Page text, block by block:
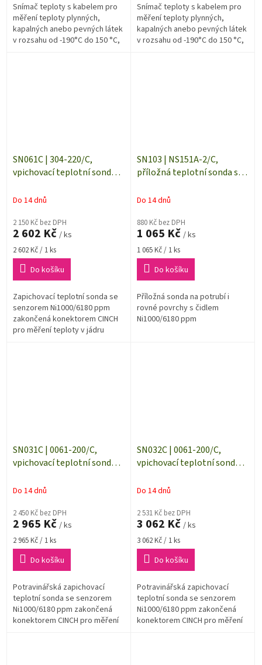
Snímač teploty s kabelem pro
měření teploty plynných,
kapalných anebo pevných látek
v rozsahu od -190°C do 150 °C,
Snímač teploty s kabelem pro
měření teploty plynných,
kapalných anebo pevných látek
v rozsahu od -190°C do 150 °C,
SN061C | 304-220/C,
vpichovací teplotní sonda s
Do 14 dnů
2 150 Kč bez DPH
2 602 Kč / ks
Měrná
cena:
2 602 Kč / 1 ks
Do košíku
Zapichovací teplotní sonda se
senzorem Ni1000/6180 ppm
zakončená konektorem CINCH
pro měření teploty v jádru
SN103 | NS151A-2/C,
příložná teplotní sonda s
Do 14 dnů
880 Kč bez DPH
1 065 Kč / ks
Měrná
cena:
1 065 Kč / 1 ks
Do košíku
Příložná sonda na potrubí i
rovné povrchy s čidlem
Ni1000/6180 ppm
SN031C | 0061-200/C,
vpichovací teplotní sonda s
Do 14 dnů
2 450 Kč bez DPH
2 965 Kč / ks
Měrná
cena:
2 965 Kč / 1 ks
Do košíku
Potravinářská zapichovací
teplotní sonda se senzorem
Ni1000/6180 ppm zakončená
konektorem CINCH pro měření
SN032C | 0061-200/C,
vpichovací teplotní sonda s
Do 14 dnů
2 531 Kč bez DPH
3 062 Kč / ks
Měrná
cena:
3 062 Kč / 1 ks
Do košíku
Potravinářská zapichovací
teplotní sonda se senzorem
Ni1000/6180 ppm zakončená
konektorem CINCH pro měření